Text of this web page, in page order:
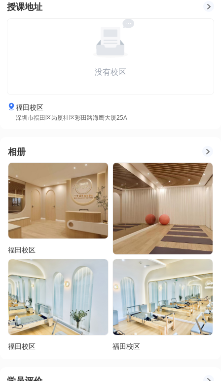
授课地址
没有校区
福田校区
深圳市福田区岗厦社区彩田路海鹰大厦25A
相册
福田校区
福田校区
福田校区 福田校区